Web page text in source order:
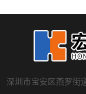
深圳市宝安区燕罗街